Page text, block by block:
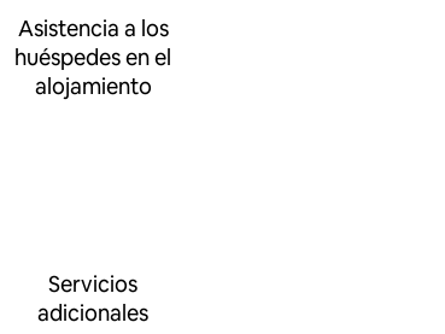
Asistencia a los
huéspedes en el
alojamiento
Servicios
adicionales